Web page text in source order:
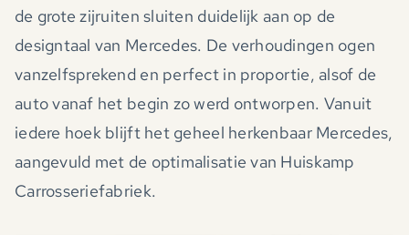
de grote zijruiten sluiten duidelijk aan op de
designtaal van Mercedes. De verhoudingen ogen
vanzelfsprekend en perfect in proportie, alsof de
auto vanaf het begin zo werd ontworpen. Vanuit
iedere hoek blijft het geheel herkenbaar Mercedes,
aangevuld met de optimalisatie van Huiskamp
Carrosseriefabriek.